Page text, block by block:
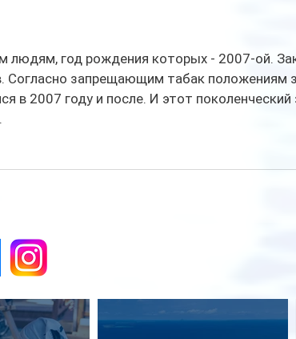
людям, год рождения которых - 2007-ой.
Согласно запрещающим табак положениям
в 2007 году и после. И этот поколенческий